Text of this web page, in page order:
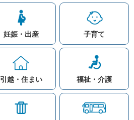
妊娠・出産 子育て
引越・住まい 福祉・介護